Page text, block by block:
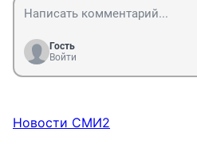
Гость
Войти
Новости СМИ2